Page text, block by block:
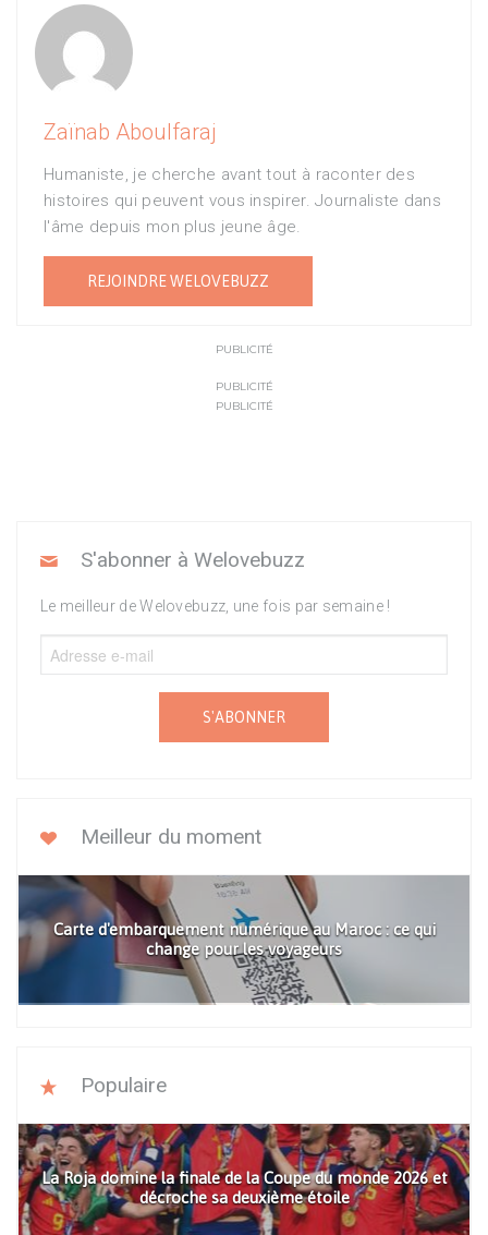
Zaïnab Aboulfaraj
Humaniste, je cherche avant tout à raconter des
histoires qui peuvent vous inspirer. Journaliste dans
l'âme depuis mon plus jeune âge.
REJOINDRE WELOVEBUZZ
PUBLICITÉ
PUBLICITÉ
PUBLICITÉ
S'abonner à Welovebuzz
Le meilleur de Welovebuzz, une fois par semaine !
S'ABONNER
Meilleur du moment
Carte d'embarquement numérique au Maroc : ce qui
change pour les voyageurs
Populaire
La Roja domine la finale de la Coupe du monde 2026 et
décroche sa deuxième étoile